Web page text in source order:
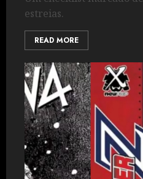
estreias.
READ MORE